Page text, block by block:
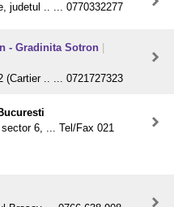
judetul .. ... 0770332277
- Gradinita Sotron
(Cartier .. ... 0721727323
6, ... Tel/Fax 021